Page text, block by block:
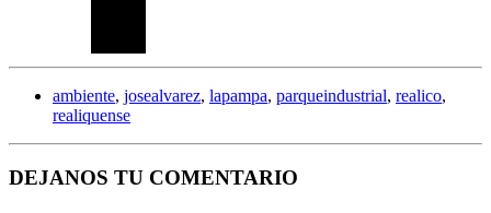
ambiente, josealvarez, lapampa, parqueindustrial, realico,
realiquense
DEJANOS TU COMENTARIO